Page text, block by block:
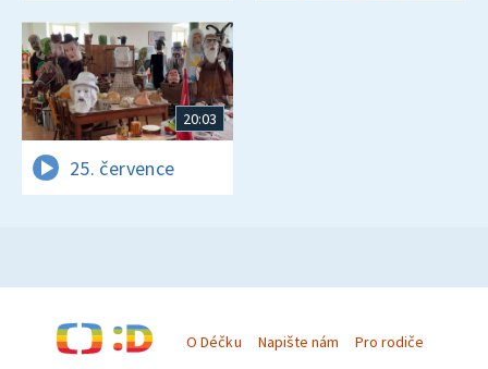
20:03
25. července
O Déčku Napište nám Pro rodiče